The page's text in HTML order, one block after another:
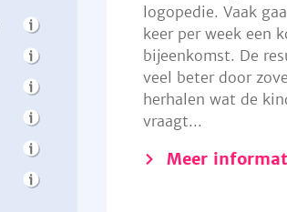
logopedie. Vaak
keer per week een
bijeenkomst. De
veel beter door
herhalen wat de
vraagt...
Meer